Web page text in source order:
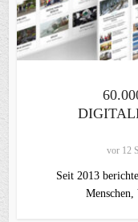
vor 12
Seit 2013
Menschen,